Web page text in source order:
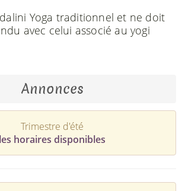
Yoga traditionnel et ne doit
avec celui associé au yogi
Annonces
Trimestre d'été
les horaires disponibles